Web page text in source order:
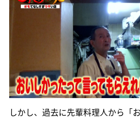
しかし、過去に先輩料理人から「